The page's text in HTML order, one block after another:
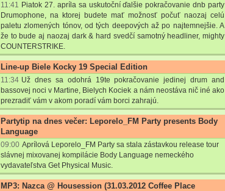
11:41 Piatok 27. apríla sa uskutoční ďalšie pokračovanie dnb party
Drumophone, na ktorej budete mať možnosť počuť naozaj celú
paletu zlomených tónov, od tých deepových až po najtemnejšie. A
že to bude aj naozaj dark & hard svedčí samotný headliner, mighty
COUNTERSTRIKE.
Line-up Biele Kocky 19 Special Edition
11:34 Už dnes sa odohrá 19te pokračovanie jedinej drum and
bassovej noci v Martine, Bielych Kociek a nám neostáva nič iné ako
prezradiť vám v akom poradí vám borci zahrajú.
Partytip na dnes večer: Leporelo_FM Party presents Body
Language
09:00 Aprílová Leporelo_FM Party sa stala zástavkou release tour
slávnej mixovanej kompilácie Body Language nemeckého
vydavateľstva Get Physical Music.
MP3: Nazca @ Housession (31.03.2012 Coffee Place